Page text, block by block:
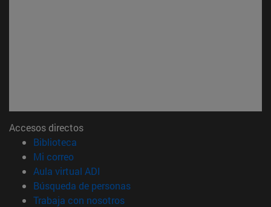
Accesos directos
Biblioteca
Mi correo(abre en nueva ventana)
Aula virtual ADI
Búsqueda de personas(abre en nueva ventana)
Trabaja con nosotros(abre en nueva ventana)